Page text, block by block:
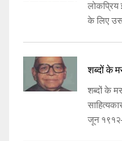
लोकप्रिय
के लिए
शब्दों के
शब्दों के
जून